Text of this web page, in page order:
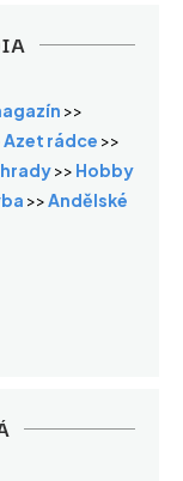
>>
Azet rádce >>
>> Hobby
>>Andělské